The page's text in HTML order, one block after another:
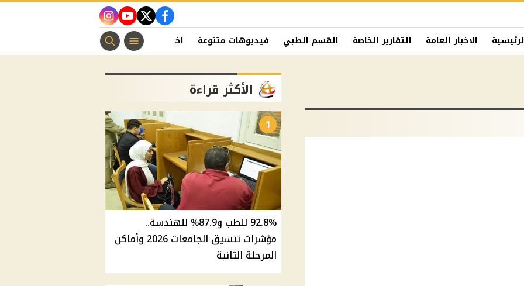
facebook
twitter
youtube
instagram
الاخبار العامة التقارير الخاصة القسم الطبي فيديوهات متنوعة اخبار الفن منوعات مسيحية
الأكثر قراءة
1
92.8% للطب و87.9% للهندسة..
مؤشرات تنسيق الجامعات 2026 وأماكن
المرحلة الثانية